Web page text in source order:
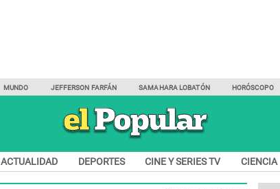
MUNDO JEFFERSON FARFÁN SAMAHARA LOBATÓN HORÓSCOPO
ACTUALIDAD DEPORTES CINE Y SERIES TV CIENCIA